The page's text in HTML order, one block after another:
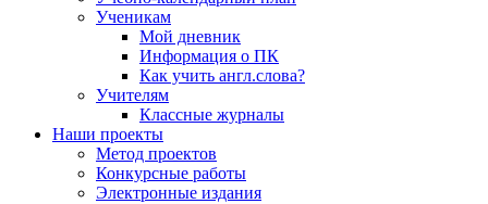
Ученикам
Мой дневник
Информация о ПК
Как учить англ.слова?
Учителям
Классные журналы
Наши проекты
Метод проектов
Конкурсные работы
Электронные издания